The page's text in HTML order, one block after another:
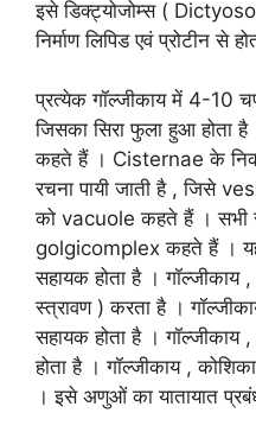
इसे डिक्ट्योजोम्स (
निर्माण लिपिड एवं प्रोटीन से
प्रत्येक गॉल्जीकाय में 4-10
जिसका सिरा फुला हुआ होता
कहते हैं । Cisternae के
रचना पायी जाती है , जिसे
को vacuole कहते हैं । सभी
golgicomplex कहते हैं । यह
सहायक होता है ।
स्त्रावण ) करता है ।
सहायक होता है । गॉल्जीकाय
होता है । गॉल्जीकाय ,
। इसे अणुओं का यातायात